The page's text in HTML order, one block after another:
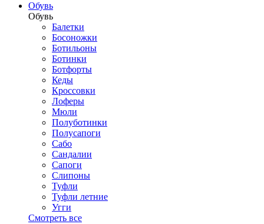
Обувь
Обувь
Балетки
Босоножки
Ботильоны
Ботинки
Ботфорты
Кеды
Кроссовки
Лоферы
Мюли
Полуботинки
Полусапоги
Сабо
Сандалии
Сапоги
Слипоны
Туфли
Туфли летние
Угги
Смотреть все